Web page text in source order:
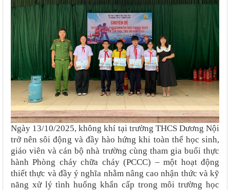
Ngày 13/10/2025, không khí tại trường THCS Dương Nội
trở nên sôi động và đầy hào hứng khi toàn thể học sinh,
giáo viên và cán bộ nhà trường cùng tham gia buổi thực
hành Phòng cháy chữa cháy (PCCC) – một hoạt động
thiết thực và đầy ý nghĩa nhằm nâng cao nhận thức và kỹ
năng xử lý tình huống khẩn cấp trong môi trường học